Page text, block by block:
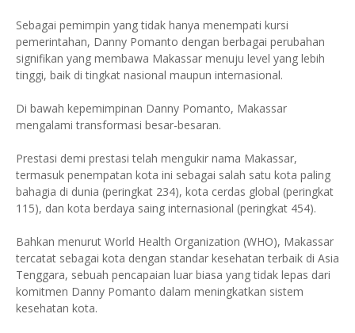
Sebagai pemimpin yang tidak hanya menempati kursi
pemerintahan, Danny Pomanto dengan berbagai perubahan
signifikan yang membawa Makassar menuju level yang lebih
tinggi, baik di tingkat nasional maupun internasional.
Di bawah kepemimpinan Danny Pomanto, Makassar
mengalami transformasi besar-besaran.
Prestasi demi prestasi telah mengukir nama Makassar,
termasuk penempatan kota ini sebagai salah satu kota paling
bahagia di dunia (peringkat 234), kota cerdas global (peringkat
115), dan kota berdaya saing internasional (peringkat 454).
Bahkan menurut World Health Organization (WHO), Makassar
tercatat sebagai kota dengan standar kesehatan terbaik di Asia
Tenggara, sebuah pencapaian luar biasa yang tidak lepas dari
komitmen Danny Pomanto dalam meningkatkan sistem
kesehatan kota.